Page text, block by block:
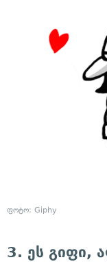
ფოტო: Giphy
3. ეს გიფი,